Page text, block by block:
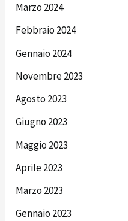
Marzo 2024
Febbraio 2024
Gennaio 2024
Novembre 2023
Agosto 2023
Giugno 2023
Maggio 2023
Aprile 2023
Marzo 2023
Gennaio 2023